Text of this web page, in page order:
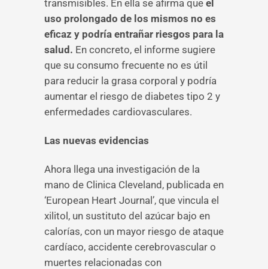
transmisibles. En ella se afirma que el
uso prolongado de los mismos no es
eficaz y podría entrañar riesgos para la
salud. En concreto, el informe sugiere
que su consumo frecuente no es útil
para reducir la grasa corporal y podría
aumentar el riesgo de diabetes tipo 2 y
enfermedades cardiovasculares.
Las nuevas evidencias
Ahora llega una investigación de la
mano de Clinica Cleveland, publicada en
‘European Heart Journal’, que vincula el
xilitol, un sustituto del azúcar bajo en
calorías, con un mayor riesgo de ataque
cardíaco, accidente cerebrovascular o
muertes relacionadas con